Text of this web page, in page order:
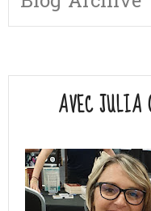
AVEC JULIA